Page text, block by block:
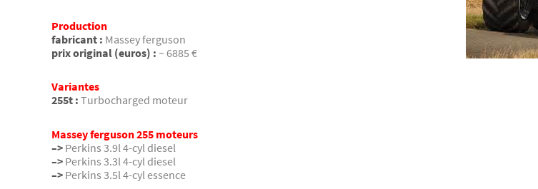
Production
fabricant : Massey ferguson
prix original (euros) : ~ 6885 €
Variantes
255t : Turbocharged moteur
Massey ferguson 255 moteurs
–> Perkins 3.9l 4-cyl diesel
–> Perkins 3.3l 4-cyl diesel
–> Perkins 3.5l 4-cyl essence